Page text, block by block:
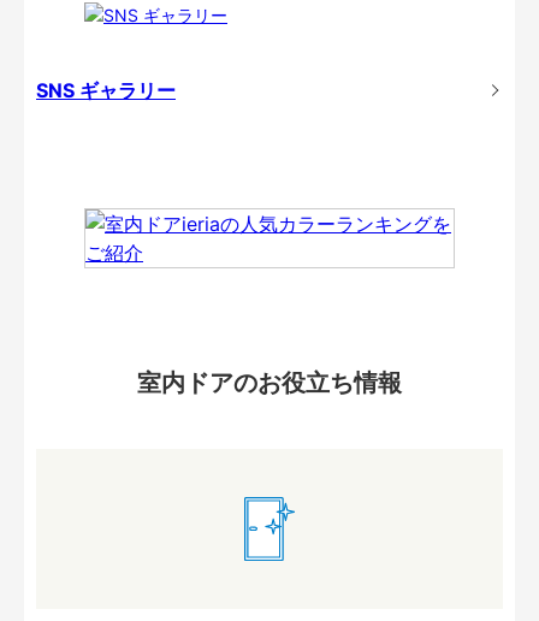
SNS ギャラリー
室内ドアのお役立ち情報